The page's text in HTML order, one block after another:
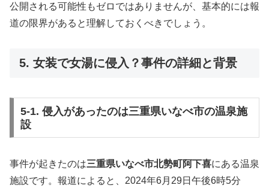
公開される可能性もゼロではありませんが、基本的には報
道の限界があると理解しておくべきでしょう。
5. 女装で女湯に侵入？事件の詳細と背景
5-1. 侵入があったのは三重県いなべ市の温泉施
設
事件が起きたのは三重県いなべ市北勢町阿下喜にある温泉
施設です。報道によると、2024年6月29日午後6時5分